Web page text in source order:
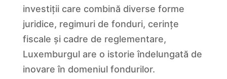
investiții care combină diverse forme
juridice, regimuri de fonduri, cerințe
fiscale și cadre de reglementare,
Luxemburgul are o istorie îndelungată de
inovare în domeniul fondurilor.